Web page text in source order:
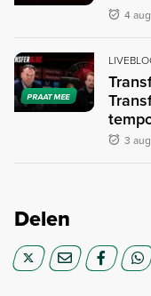
4
PRAAT MEE
3
Delen